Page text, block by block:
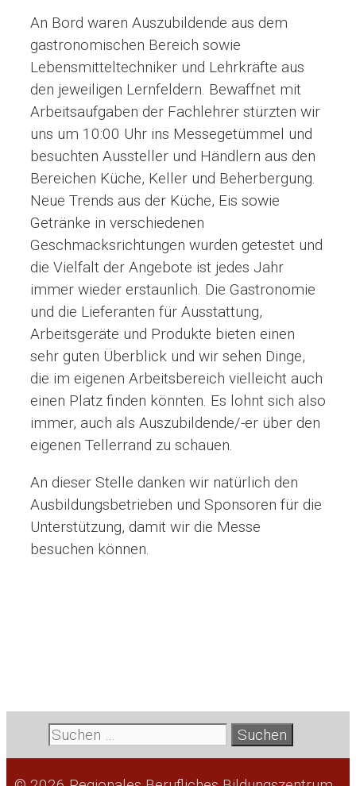
An Bord waren Auszubildende aus dem
gastronomischen Bereich sowie
Lebensmitteltechniker und Lehrkräfte aus
den jeweiligen Lernfeldern. Bewaffnet mit
Arbeitsaufgaben der Fachlehrer stürzten wir
uns um 10:00 Uhr ins Messegetümmel und
besuchten Aussteller und Händlern aus den
Bereichen Küche, Keller und Beherbergung.
Neue Trends aus der Küche, Eis sowie
Getränke in verschiedenen
Geschmacksrichtungen wurden getestet und
die Vielfalt der Angebote ist jedes Jahr
immer wieder erstaunlich. Die Gastronomie
und die Lieferanten für Ausstattung,
Arbeitsgeräte und Produkte bieten einen
sehr guten Überblick und wir sehen Dinge,
die im eigenen Arbeitsbereich vielleicht auch
einen Platz finden könnten. Es lohnt sich also
immer, auch als Auszubildende/-er über den
eigenen Tellerrand zu schauen.
An dieser Stelle danken wir natürlich den
Ausbildungsbetrieben und Sponsoren für die
Unterstützung, damit wir die Messe
besuchen können.
Suche
nach: